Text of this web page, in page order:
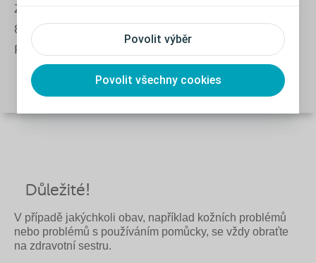
Povolit výběr
Povolit všechny cookies
Zavolejte na naši bezplatnou linku:
800 100 416
Pondělí - pátek - 8.00 - 16.00 hod.
Důležité!
V případě jakýchkoli obav, například kožních problémů
nebo problémů s používáním pomůcky, se vždy obraťte
na zdravotní sestru.